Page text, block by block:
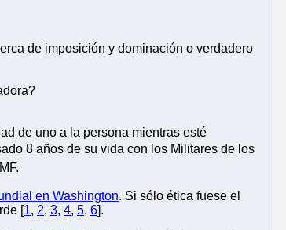
de imposición y dominación o verdadero
de uno a la persona mientras esté
8 años de su vida con los Militares de los
en Washington. Si sólo ética fuese el
[1, 2, 3, 4, 5, 6].